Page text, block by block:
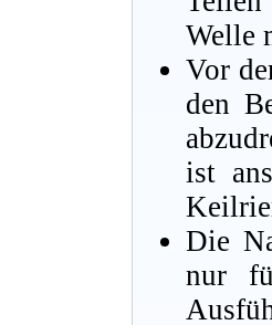
Welle
Vor
den
ist
Die
nur